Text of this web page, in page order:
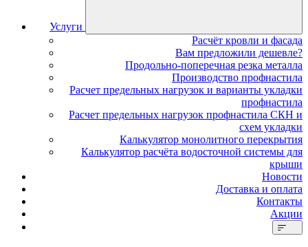
Услуги
Расчёт кровли и фасада
Вам предложили дешевле?
Продольно-поперечная резка металла
Производство профнастила
Расчет предельных нагрузок и варианты укладки
профнастила
Расчет предельных нагрузок профнастила СКН и
схем укладки
Калькулятор монолитного перекрытия
Калькулятор расчёта водосточной системы для
крыши
Новости
Доставка и оплата
Контакты
Акции